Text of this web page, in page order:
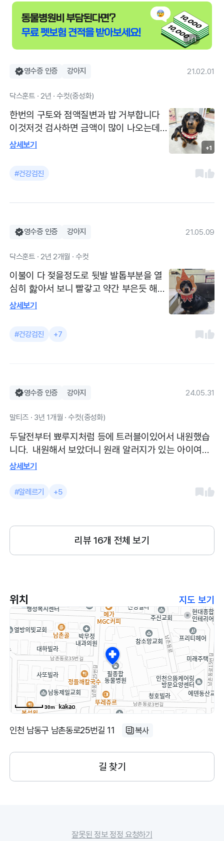
1 / 1
영수증 인증 강아지 21.02.01
닥스훈트 · 2년 · 수컷(중성화)
한번의 구토와 점액질변과 밥 거부합니다
이것저것 검사하면 금액이 많이 나오는데
우주가 심하지 않으니 주사와 처방약으로
좋으니 그때는 검사해야 한다고 말씀말씀해
일도 병원 열고 지나가다 들리면 발톱도 깍
상세보기 +1
#건강검진
영수증 인증 강아지 21.05.09
닥스훈트 · 2년 2개월 · 수컷
이불이 다 젖을정도로 뒷발 발톱부분을 열
심히 핧아서 보니 빨갛고 약간 부은듯 해보
였어요 그냥 놔두면 안나을꺼같아 병원을
피부질환이 있던 전력이 있어서도 그렇고
ㅜ 주사 한대 맞고 약 일주일치 처방 받았어
는 옆에 잠깐하고 진료보면 됩니다 토요일
에도 진료합니다
상세보기
#건강검진 +7
영수증 인증 강아지 24.05.31
말티즈 · 3년 1개월 · 수컷(중성화)
두달전부터 뾰루지처럼 등에 트러블이있어서 내원했습
니다. 내원해서 보았더니 원래 알러지가 있는 아이여서
그런지 고름크기가 생각보다 심해서 안에 고름을 짜내
가까워서 편하게내원합니다. 보다 보호자가 이해하기쉽
상세보기
#알레르기 +5
리뷰16개 전체 보기
위치 지도 보기
30m
인천 남동구 남촌동로25번길 11 복사
길 찾기
잘못된 정보 정정 요청하기